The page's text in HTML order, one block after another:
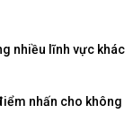
nhiều lĩnh vực khác
nhấn cho không